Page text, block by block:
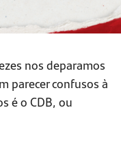
nos deparamos
parecer confusos à
é o CDB, ou